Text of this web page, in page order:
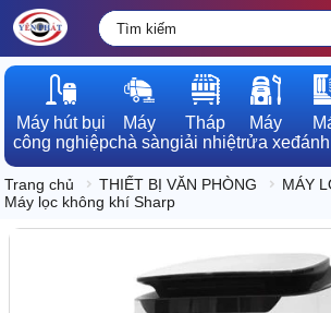
Máy hút bụi
công nghiệp
Máy
chà sàn
Tháp
giải nhiệt
Máy
rửa xe
Trang chủ THIẾT BỊ VĂN PHÒNG
MÁY
Máy lọc không khí Sharp